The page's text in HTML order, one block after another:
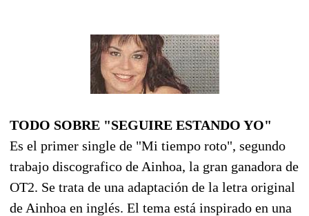
TODO SOBRE "SEGUIRE ESTANDO YO"
Es el primer single de "Mi tiempo roto", segundo
trabajo discografico de Ainhoa, la gran ganadora de
OT2. Se trata de una adaptación de la letra original
de Ainhoa en inglés. El tema está inspirado en una